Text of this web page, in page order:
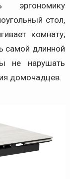
эргономику
стол,
комнату,
самой длинной
не нарушать
домочадцев.